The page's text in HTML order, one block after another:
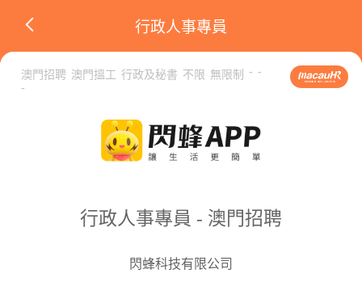
行政人事專員
澳門招聘 澳門搵工 行政及秘書 不限 無限制 - -
-
行政人事專員 - 澳門招聘
閃蜂科技有限公司